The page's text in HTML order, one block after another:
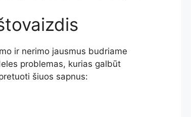
ir nerimo jausmus budriame
problemas, kurias galbūt
šiuos sapnus: